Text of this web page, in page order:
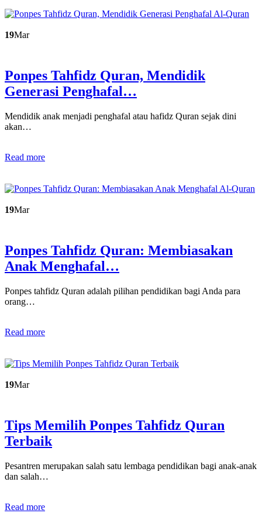
19Mar
Ponpes Tahfidz Quran, Mendidik
Generasi Penghafal…
Mendidik anak menjadi penghafal atau hafidz Quran sejak dini
akan…
Read more
19Mar
Ponpes Tahfidz Quran: Membiasakan
Anak Menghafal…
Ponpes tahfidz Quran adalah pilihan pendidikan bagi Anda para
orang…
Read more
19Mar
Tips Memilih Ponpes Tahfidz Quran
Terbaik
Pesantren merupakan salah satu lembaga pendidikan bagi anak-anak
dan salah…
Read more